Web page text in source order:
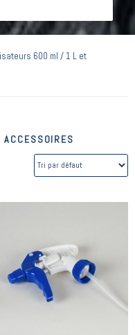
600 ml / 1 L et